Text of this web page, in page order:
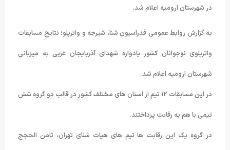
در شهرستان ارومیه اعلام شد.
به گزارش روابط عمومی فدراسیون شنا، شیرجه و واترپلو؛ نتایج مسابقات
واترپلوی نوجوانان کشور یادواره شهدای آذربایجان غربی به میزبانی
شهرستان ارومیه اعلام شد.
در این مسابقات ۱۲ تیم از استان های مختلف کشور در قالب دو گروه شش
تیمی با هم به رقابت پرداختند.
در گروه یک این رقابت ها تیم های هیات شنای تهران، ثامن الحجج